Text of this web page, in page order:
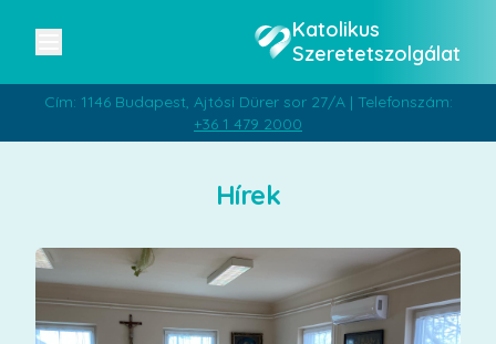
Katolikus
Szeretetszolgálat
Cím: 1146 Budapest, Ajtósi Dürer sor 27/A | Telefonszám:
+36 1 479 2000
Hírek